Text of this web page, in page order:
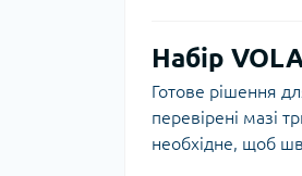
Набір
Готове рішення
перевірені мазі
необхідне, щоб